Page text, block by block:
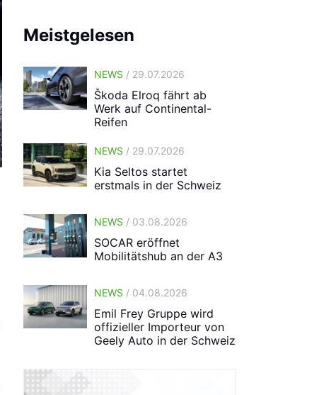
Meistgelesen
NEWS / 29.07.2026
Škoda Elroq fährt ab
Werk auf Continental-
Reifen
NEWS / 29.07.2026
Kia Seltos startet
erstmals in der Schweiz
NEWS / 03.08.2026
SOCAR eröffnet
Mobilitätshub an der A3
NEWS / 04.08.2026
Emil Frey Gruppe wird
offizieller Importeur von
Geely Auto in der Schweiz